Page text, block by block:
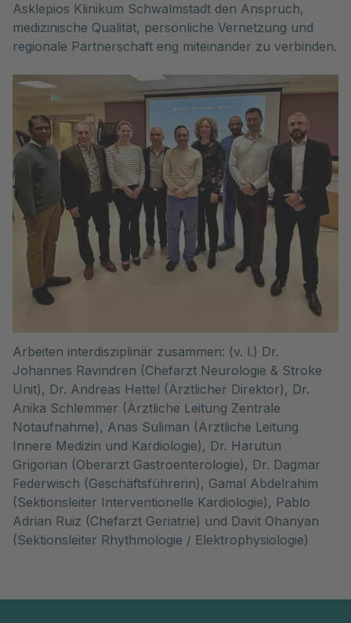
Asklepios Klinikum Schwalmstadt den Anspruch,
medizinische Qualität, persönliche Vernetzung und
regionale Partnerschaft eng miteinander zu verbinden.
Arbeiten interdisziplinär zusammen: (v. l.) Dr.
Johannes Ravindren (Chefarzt Neurologie & Stroke
Unit), Dr. Andreas Hettel (Ärztlicher Direktor), Dr.
Anika Schlemmer (Ärztliche Leitung Zentrale
Notaufnahme), Anas Suliman (Ärztliche Leitung
Innere Medizin und Kardiologie), Dr. Harutun
Grigorian (Oberarzt Gastroenterologie), Dr. Dagmar
Federwisch (Geschäftsführerin), Gamal Abdelrahim
(Sektionsleiter Interventionelle Kardiologie), Pablo
Adrian Ruiz (Chefarzt Geriatrie) und Davit Ohanyan
(Sektionsleiter Rhythmologie / Elektrophysiologie)